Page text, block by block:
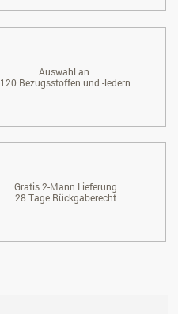
Auswahl an
120 Bezugsstoffen und -ledern
Gratis 2-Mann Lieferung
28 Tage Rückgaberecht